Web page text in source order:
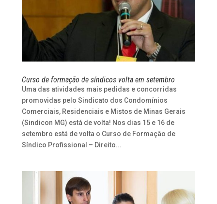
Curso de formação de síndicos volta em setembro
Uma das atividades mais pedidas e concorridas
promovidas pelo Sindicato dos Condomínios
Comerciais, Residenciais e Mistos de Minas Gerais
(Sindicon MG) está de volta! Nos dias 15 e 16 de
setembro está de volta o Curso de Formação de
Síndico Profissional – Direito...